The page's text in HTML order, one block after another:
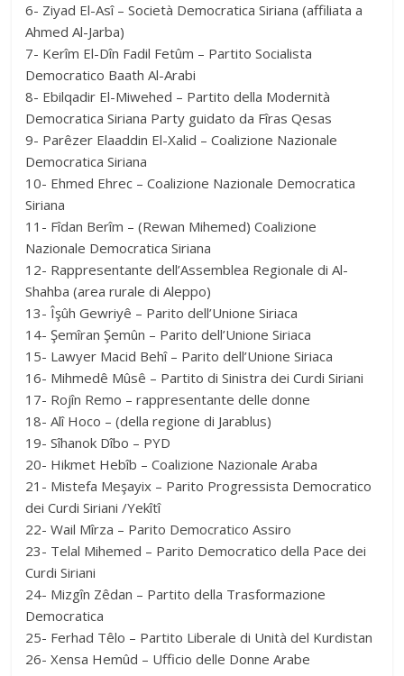
6- Ziyad El-Asî – Società Democratica Siriana (affiliata a
Ahmed Al-Jarba)
7- Kerîm El-Dîn Fadil Fetûm – Partito Socialista
Democratico Baath Al-Arabi
8- Ebilqadir El-Miwehed – Partito della Modernità
Democratica Siriana Party guidato da Fîras Qesas
9- Parêzer Elaaddin El-Xalid – Coalizione Nazionale
Democratica Siriana
10- Ehmed Ehrec – Coalizione Nazionale Democratica
Siriana
11- Fîdan Berîm – (Rewan Mihemed) Coalizione
Nazionale Democratica Siriana
12- Rappresentante dell’Assemblea Regionale di Al-
Shahba (area rurale di Aleppo)
13- Îşûh Gewriyê – Parito dell’Unione Siriaca
14- Şemîran Şemûn – Parito dell’Unione Siriaca
15- Lawyer Macid Behî – Parito dell’Unione Siriaca
16- Mihmedê Mûsê – Partito di Sinistra dei Curdi Siriani
17- Rojîn Remo – rappresentante delle donne
18- Alî Hoco – (della regione di Jarablus)
19- Sîhanok Dîbo – PYD
20- Hikmet Hebîb – Coalizione Nazionale Araba
21- Mistefa Meşayix – Parito Progressista Democratico
dei Curdi Siriani /Yekîtî
22- Wail Mîrza – Parito Democratico Assiro
23- Telal Mihemed – Parito Democratico della Pace dei
Curdi Siriani
24- Mizgîn Zêdan – Partito della Trasformazione
Democratica
25- Ferhad Têlo – Partito Liberale di Unità del Kurdistan
26- Xensa Hemûd – Ufficio delle Donne Arabe